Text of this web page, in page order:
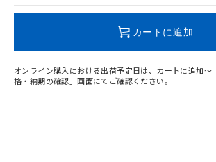
カートに追加
オンライン購入における出荷予定日は、カートに追加～
格・納期の確認」画面にてご確認ください。